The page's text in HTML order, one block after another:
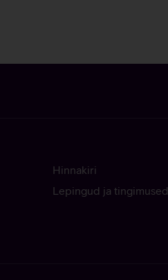
Hinnakiri
Lepingud ja tingimused